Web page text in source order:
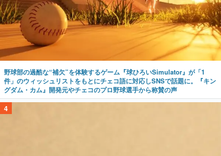
野球部の過酷な“補欠”を体験するゲーム『球ひろいSimulator』が「1
件」のウィッシュリストをもとにチェコ語に対応しSNSで話題に。『キン
グダム・カム』開発元やチェコのプロ野球選手から称賛の声
4